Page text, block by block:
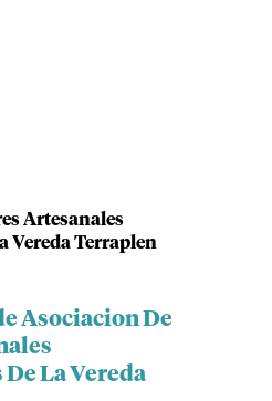
Artesanales
Vereda Terraplen
Asociacion De
La Vereda